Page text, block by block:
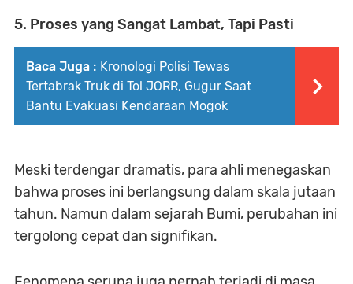
5. Proses yang Sangat Lambat, Tapi Pasti
Baca Juga : Kronologi Polisi Tewas
Tertabrak Truk di Tol JORR, Gugur Saat
Bantu Evakuasi Kendaraan Mogok
Meski terdengar dramatis, para ahli menegaskan
bahwa proses ini berlangsung dalam skala jutaan
tahun. Namun dalam sejarah Bumi, perubahan ini
tergolong cepat dan signifikan.